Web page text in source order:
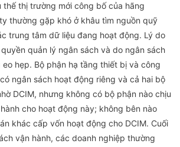
thế thị trường mới công bố của hãng
thường gặp khó ở khâu tìm nguồn quỹ
trung tâm dữ liệu đang hoạt động. Lý do
quản lý ngân sách và do ngân sách
hẹp. Bộ phận hạ tầng thiết bị và công
ngân sách hoạt động riêng và cả hai bộ
DCIM, nhưng không có bộ phận nào chịu
cho hoạt động này; không bên nào
khác cấp vốn hoạt động cho DCIM. Cuối
vận hành, các doanh nghiệp thường